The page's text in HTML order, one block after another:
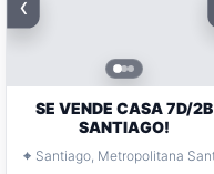
SE VENDE CASA 7D/2B
SANTIAGO!
⌖